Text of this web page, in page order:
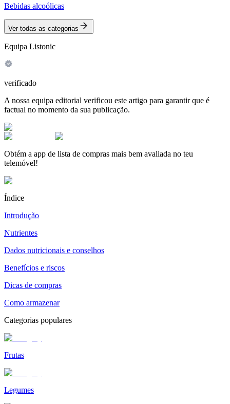
Bebidas alcoólicas
Ver todas as categorias
Equipa Listonic
verificado
A nossa equipa editorial verificou este artigo para garantir que é
factual no momento da sua publicação.
Obtém a app de lista de compras mais bem avaliada no teu
telemóvel!
Índice
Introdução
Nutrientes
Dados nutricionais e conselhos
Benefícios e riscos
Dicas de compras
Como armazenar
Categorias populares
Frutas
Legumes